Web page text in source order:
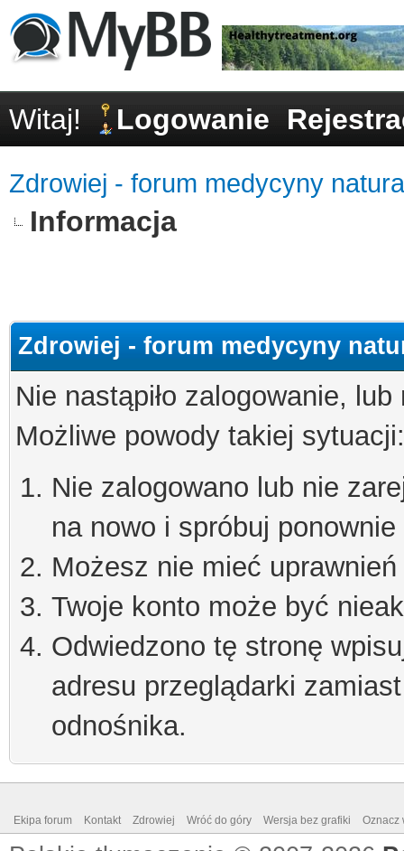
Witaj! Logowanie
Zdrowiej - forum medycyny
Informacja
Zdrowiej - forum medycyny
Nie nastąpiło zalogowanie,
Możliwe powody takiej sytuacji:
Nie zalogowano lub nie
na nowo i spróbuj ponownie
Możesz nie mieć
Twoje konto może być
Odwiedzono tę stronę
adresu przeglądarki
odnośnika.
Ekipa forum Kontakt Zdrowiej Wróć do góry Wersja bez grafiki Oznacz